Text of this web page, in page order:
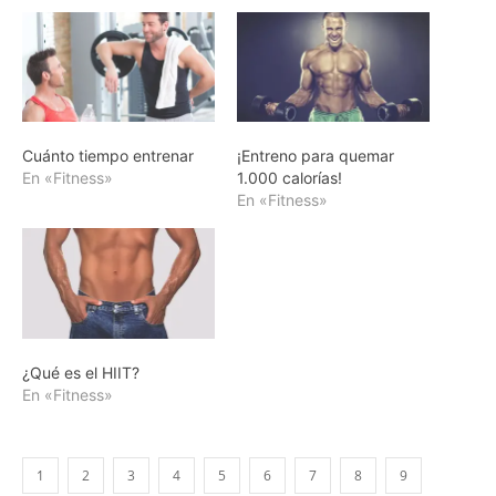
Cuánto tiempo entrenar
En «Fitness»
¡Entreno para quemar
1.000 calorías!
En «Fitness»
¿Qué es el HIIT?
En «Fitness»
1 2 3 4 5 6 7 8 9